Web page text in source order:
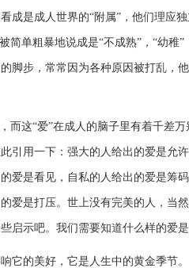
成是成人世界的“附属”，他们理应
简单粗暴地说成是“不成熟”，“幼稚
脚步，常常因为各种原因被打乱，
而这“爱”在成人的脑子里有着千差
引用一下：强大的人给出的爱是允
爱是看见，自私的人给出的爱是筹
爱是打压。世上没有完美的人，当
启示吧。我们需要知道什么样的爱
它的美好，它是人生中的黄金季节